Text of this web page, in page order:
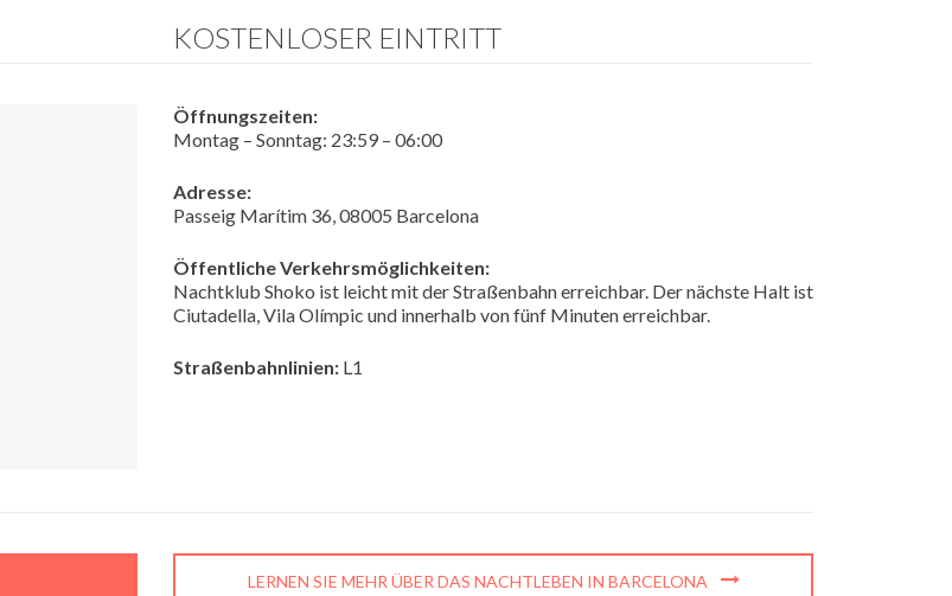
KOSTENLOSER EINTRITT
Öffnungszeiten:
Montag – Sonntag: 23:59 – 06:00
Adresse:
Passeig Marítim 36, 08005 Barcelona
Öffentliche Verkehrsmöglichkeiten:
Nachtklub Shoko ist leicht mit der Straßenbahn erreichbar. Der nächste Halt ist
Ciutadella, Vila Olímpic und innerhalb von fünf Minuten erreichbar.
Straßenbahnlinien: L1
LERNEN SIE MEHR ÜBER DAS NACHTLEBEN IN BARCELONA